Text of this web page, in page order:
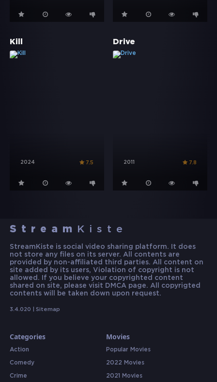
Kill
2024 7.5
Drive
2011 7.8
Stream Kiste
StreamKiste is social video sharing platform. It does
not store any files on its server. All contents are
provided by non-affiliated third parties. All content on
site added by its users, Violation of copyright is not
allowed. If you believe your copyrighted content
shared on site, please visit DMCA page. All copyrigted
contents will be taken down upon request.
3.4.020 | Sitemap
Categories
Action
Comedy
Crime
Movies
Popular Movies
2022 Movies
2021 Movies